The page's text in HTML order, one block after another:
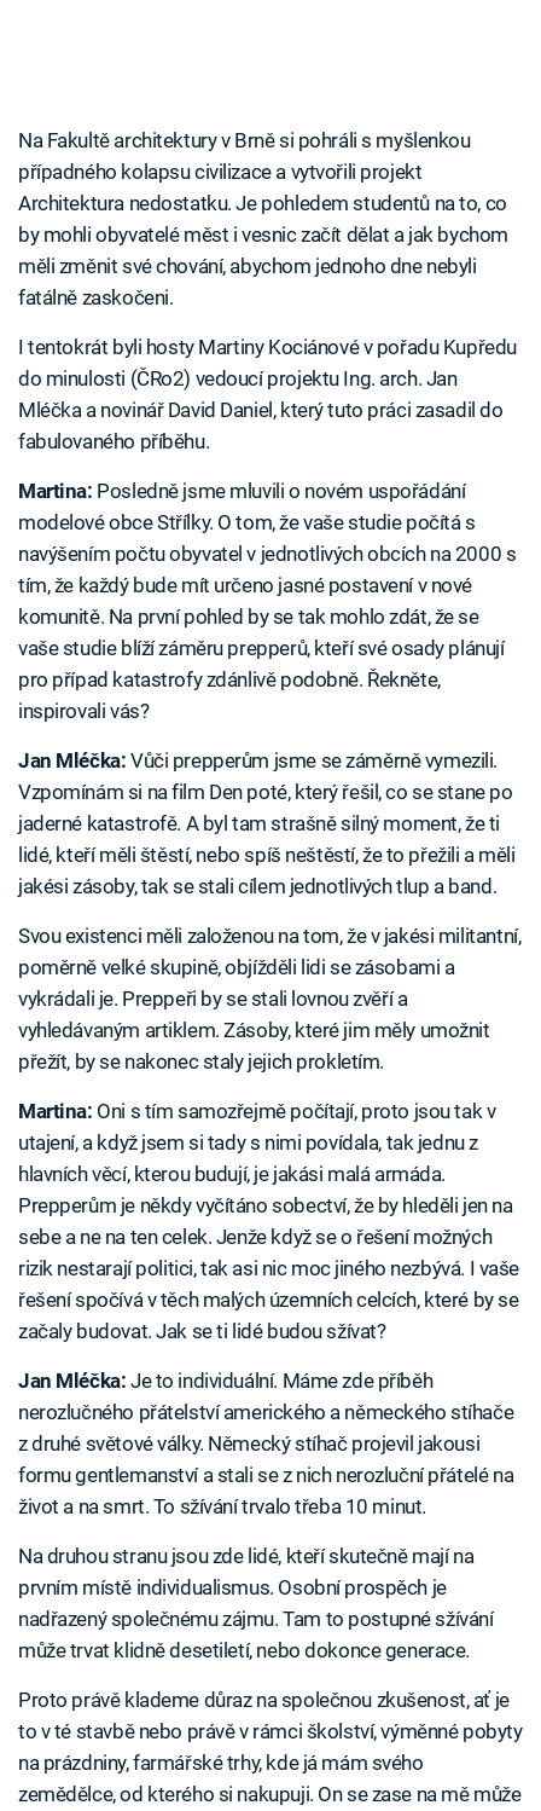
Na Fakultě architektury v Brně si pohráli s myšlenkou
případného kolapsu civilizace a vytvořili projekt
Architektura nedostatku. Je pohledem studentů na to, co
by mohli obyvatelé měst i vesnic začít dělat a jak bychom
měli změnit své chování, abychom jednoho dne nebyli
fatálně zaskočeni.
I tentokrát byli hosty Martiny Kociánové v pořadu Kupředu
do minulosti (ČRo2) vedoucí projektu Ing. arch. Jan
Mléčka a novinář David Daniel, který tuto práci zasadil do
fabulovaného příběhu.
Martina: Posledně jsme mluvili o novém uspořádání
modelové obce Střílky. O tom, že vaše studie počítá s
navýšením počtu obyvatel v jednotlivých obcích na 2000 s
tím, že každý bude mít určeno jasné postavení v nové
komunitě. Na první pohled by se tak mohlo zdát, že se
vaše studie blíží záměru prepperů, kteří své osady plánují
pro případ katastrofy zdánlivě podobně. Řekněte,
inspirovali vás?
Jan Mléčka: Vůči prepperům jsme se záměrně vymezili.
Vzpomínám si na film Den poté, který řešil, co se stane po
jaderné katastrofě. A byl tam strašně silný moment, že ti
lidé, kteří měli štěstí, nebo spíš neštěstí, že to přežili a měli
jakési zásoby, tak se stali cílem jednotlivých tlup a band.
Svou existenci měli založenou na tom, že v jakési militantní,
poměrně velké skupině, objížděli lidi se zásobami a
vykrádali je. Preppeři by se stali lovnou zvěří a
vyhledávaným artiklem. Zásoby, které jim měly umožnit
přežít, by se nakonec staly jejich prokletím.
Martina: Oni s tím samozřejmě počítají, proto jsou tak v
utajení, a když jsem si tady s nimi povídala, tak jednu z
hlavních věcí, kterou budují, je jakási malá armáda.
Prepperům je někdy vyčítáno sobectví, že by hleděli jen na
sebe a ne na ten celek. Jenže když se o řešení možných
rizik nestarají politici, tak asi nic moc jiného nezbývá. I vaše
řešení spočívá v těch malých územních celcích, které by se
začaly budovat. Jak se ti lidé budou sžívat?
Jan Mléčka: Je to individuální. Máme zde příběh
nerozlučného přátelství amerického a německého stíhače
z druhé světové války. Německý stíhač projevil jakousi
formu gentlemanství a stali se z nich nerozluční přátelé na
život a na smrt. To sžívání trvalo třeba 10 minut.
Na druhou stranu jsou zde lidé, kteří skutečně mají na
prvním místě individualismus. Osobní prospěch je
nadřazený společnému zájmu. Tam to postupné sžívání
může trvat klidně desetiletí, nebo dokonce generace.
Proto právě klademe důraz na společnou zkušenost, ať je
to v té stavbě nebo právě v rámci školství, výměnné pobyty
na prázdniny, farmářské trhy, kde já mám svého
zemědělce, od kterého si nakupuji. On se zase na mě může